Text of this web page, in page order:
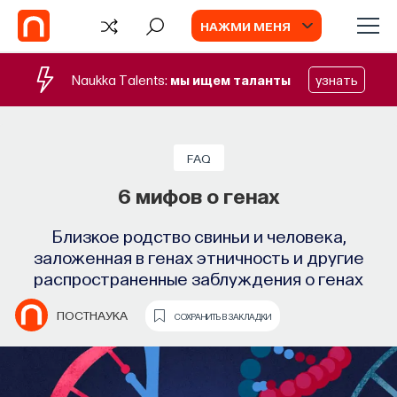
НАЖМИ МЕНЯ
Naukka Talents: мы ищем таланты узнать
FAQ
6 мифов о генах
Близкое родство свиньи и человека,
заложенная в генах этничность и другие
распространенные заблуждения о генах
ПОСТНАУКА СОХРАНИТЬ В ЗАКЛАДКИ
Наука сна: как управлять своим
сном
Почти треть жизни мы тратим на сон, но как
он работает и можно ли его приручить?
МИХАИЛ ПОЛУЭКТОВ СОХРАНИТЬ В ЗАКЛАДКИ